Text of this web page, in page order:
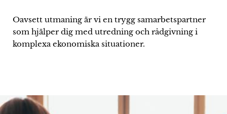
Oavsett utmaning är vi en trygg samarbetspartner
som hjälper dig med utredning och rådgivning i
komplexa ekonomiska situationer.